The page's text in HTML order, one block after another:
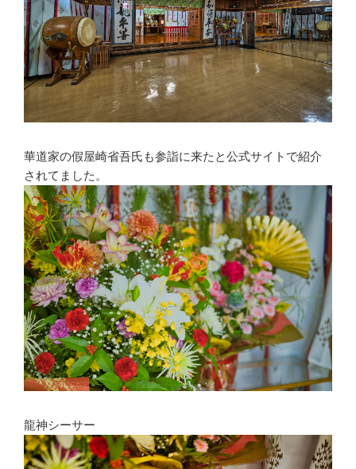
華道家の假屋崎省吾氏も参詣に来たと公式サイトで紹介
されてました。
龍神シーサー